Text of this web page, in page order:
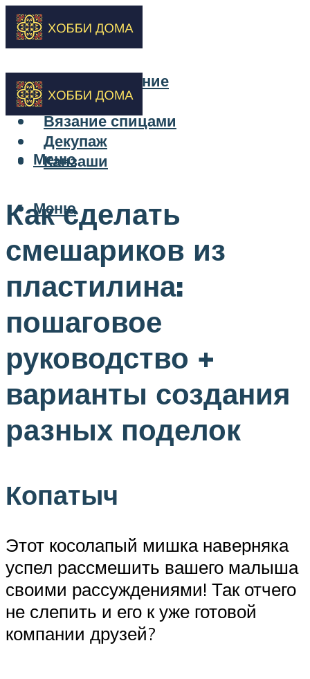
Бисероплетение
Вышивка
Вязание спицами
Декупаж
Канзаши
Меню
Меню
Как сделать
смешариков из
пластилина:
пошаговое
руководство +
варианты создания
разных поделок
Копатыч
Этот косолапый мишка наверняка
успел рассмешить вашего малыша
своими рассуждениями! Так отчего
не слепить и его к уже готовой
компании друзей?